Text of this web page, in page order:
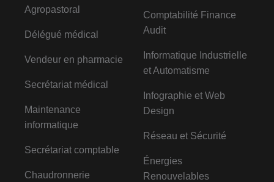
Agropastoral
Délégué médical
Vendeur en pharmacie
Secrétariat médical
Maintenance
informatique
Secrétariat comptable
Chaudronnerie
Comptabilité Finance
Audit
Informatique Industrielle
et Automatisme
Infographie et Web
Design
Réseau et Sécurité
Énergies
Renouvelables